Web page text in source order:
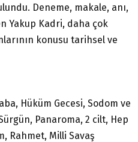
Deneme, makale, anı,
Yakup Kadri, daha çok
konusu tarihsel ve
Hüküm Gecesi, Sodom ve
Panaroma, 2 cilt, Hep
Rahmet, Milli Savaş